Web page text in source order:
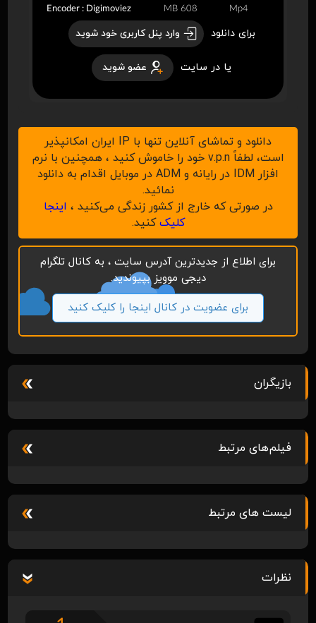
برای دانلود وارد پنل کاربری خود شوید
یا در سایت عضو شوید
Encoder : Digimoviez 608 MB Mp4
دانلود و تماشای آنلاین تنها با IP ایران امکانپذیر
است، لطفاً v.p.n خود را خاموش کنید ، همچنین با نرم
افزار IDM در رایانه و ADM در موبایل اقدام به دانلود
نمائید.
در صورتی که خارج از کشور زندگی می‌کنید ، اینجا
کلیککنید.
برای اطلاع از جدیدترین آدرس سایت ، به کانال تلگرام
دیجی موویز بپیوندید.
برای عضویت در کانال اینجا را کلیک کنید
بازیگران
فیلم‌های مرتبط
لیست های مرتبط
نظرات